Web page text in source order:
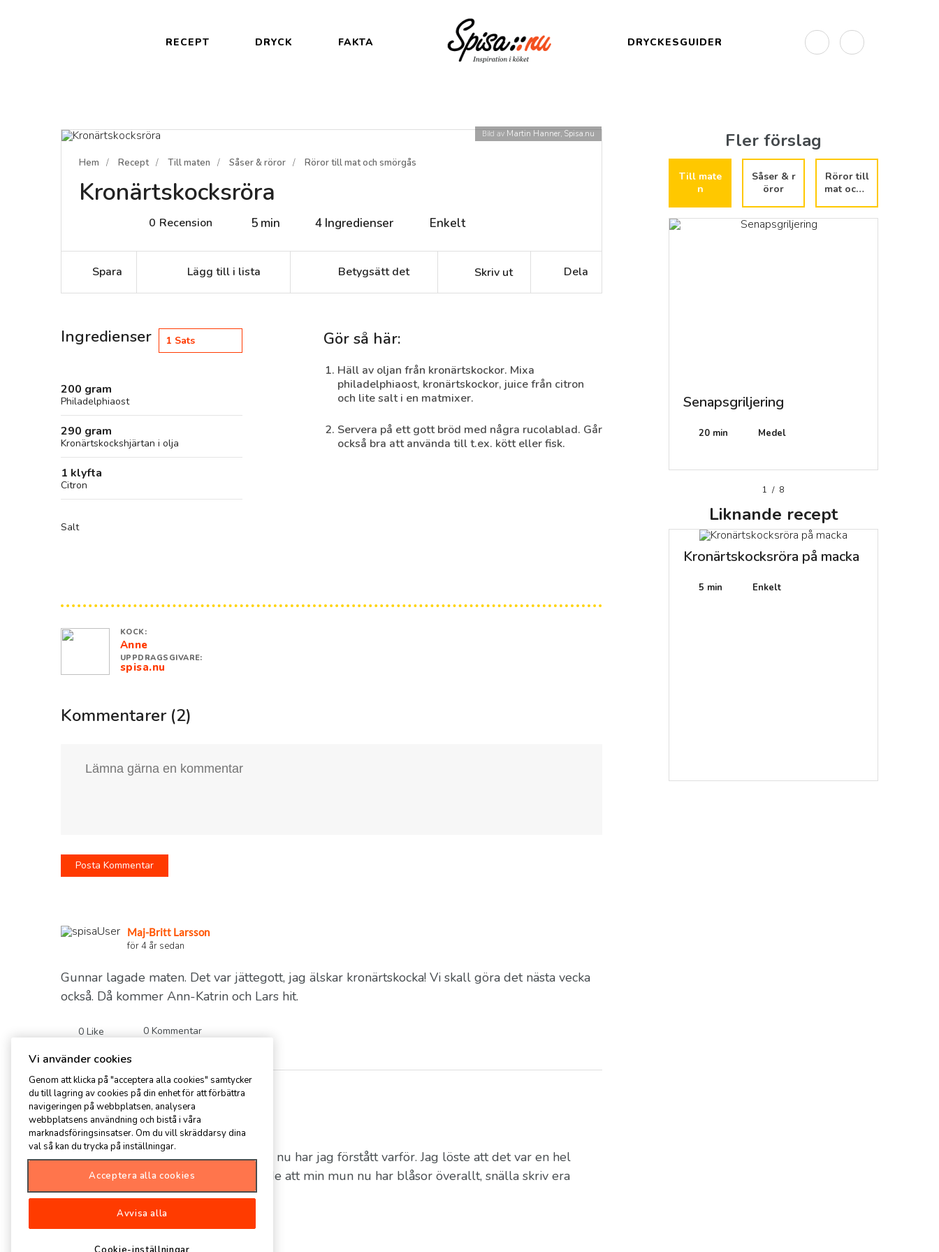
RECEPT DRYCK FAKTA DRYCKESGUIDER
Bild av Martin Hanner, Spisa.nu
Hem Recept Till maten Såser & röror Röror till mat och smörgås
Kronärtskocksröra
0 Recension 5 min 4 Ingredienser Enkelt
Spara Lägg till i lista Betygsätt det Skriv ut Dela
Ingredienser 1 Sats
200 gram
Philadelphiaost
290 gram
Kronärtskockshjärtan i olja
1 klyfta
Citron
Salt
Gör så här:
Häll av oljan från kronärtskockor. Mixa
philadelphiaost, kronärtskockor, juice från citron
och lite salt i en matmixer.
Servera på ett gott bröd med några rucolablad. Går
också bra att använda till t.ex. kött eller fisk.
KOCK:
Anne
UPPDRAGSGIVARE:
spisa.nu
Kommentarer (2)
Maj-Britt Larsson
för 4 år sedan
Gunnar lagade maten. Det var jättegott, jag älskar kronärtskocka! Vi skall göra det nästa vecka
också. Då kommer Ann-Katrin och Lars hit.
0 Like 0 Kommentar
Karin Andersson
för 4 år sedan
Den blev väldigt syrlig i min mun och nu har jag förstått varför. Jag löste att det var en hel
citron istället för en klyfta vilket gjorde att min mun nu har blåsor överallt, snälla skriv era
recept bättre!😡
0 Like 0 Kommentar
Fler förslag
Till mate
n
Såser & r
öror
Röror till
mat och s
30 min Medel
Senapsgriljering
20 min Medel
1 / 8
Liknande recept
Kronärtskocksröra på macka
5 min Enkelt
Vi använder cookies
Genom att klicka på "acceptera alla cookies" samtycker
du till lagring av cookies på din enhet för att förbättra
navigeringen på webbplatsen, analysera
webbplatsens användning och bistå i våra
marknadsföringsinsatser. Om du vill skräddarsy dina
val så kan du trycka på inställningar.
Acceptera alla cookies
Avvisa alla